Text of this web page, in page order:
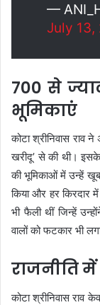
—
July 13,
700 से
भूमिकाएं
कोटा श्रीनिवास
खरीदू’ से की थी।
की भूमिकाओं में उन्हें खूब
किया और हर
भी फैली थीं जिन्हें
वालों को फटकार भी
राजनीति
कोटा श्रीनिवास राव